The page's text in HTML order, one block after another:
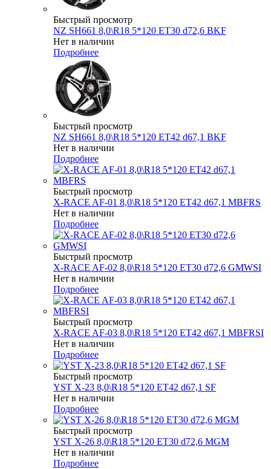
Быстрый просмотр
NZ SH661 8,0\R18 5*120 ET30 d72,6 BKF
Нет в наличии
Подробнее
Быстрый просмотр
NZ SH661 8,0\R18 5*120 ET42 d67,1 BKF
Нет в наличии
Подробнее
Быстрый просмотр
X-RACE AF-01 8,0\R18 5*120 ET42 d67,1 MBFRS
Нет в наличии
Подробнее
Быстрый просмотр
X-RACE AF-02 8,0\R18 5*120 ET30 d72,6 GMWSI
Нет в наличии
Подробнее
Быстрый просмотр
X-RACE AF-03 8,0\R18 5*120 ET42 d67,1 MBFRSI
Нет в наличии
Подробнее
Быстрый просмотр
YST X-23 8,0\R18 5*120 ET42 d67,1 SF
Нет в наличии
Подробнее
Быстрый просмотр
YST X-26 8,0\R18 5*120 ET30 d72,6 MGM
Нет в наличии
Подробнее